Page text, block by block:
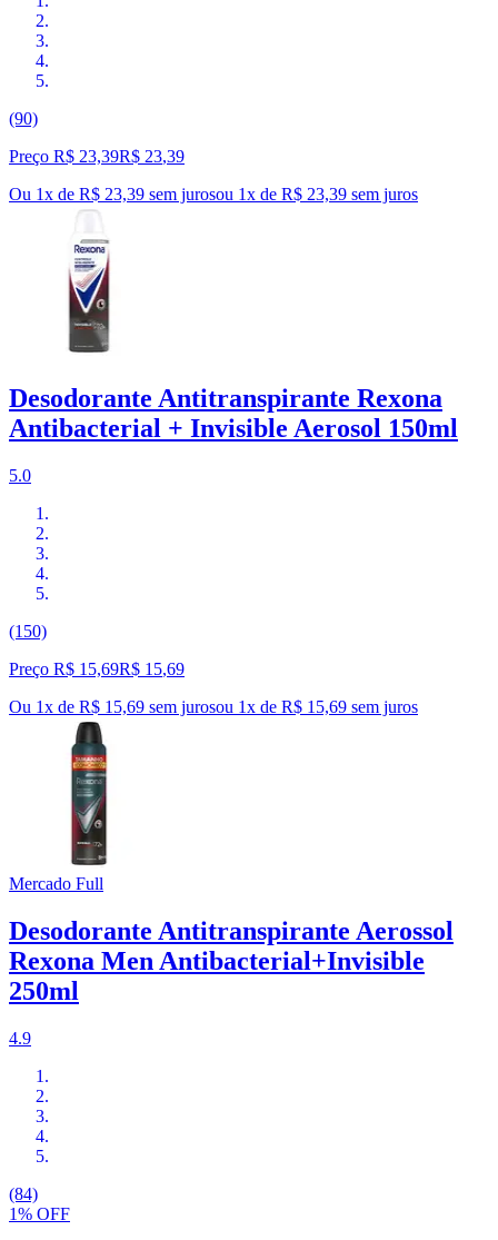
(90)
Preço R$ 23,39R$ 23,39
Ou 1x de R$ 23,39 sem jurosou 1x de R$ 23,39 sem juros
Desodorante Antitranspirante Rexona
Antibacterial + Invisible Aerosol 150ml
5.0
(150)
Preço R$ 15,69R$ 15,69
Ou 1x de R$ 15,69 sem jurosou 1x de R$ 15,69 sem juros
Mercado Full
Desodorante Antitranspirante Aerossol
Rexona Men Antibacterial+Invisible
250ml
4.9
(84)
1% OFF